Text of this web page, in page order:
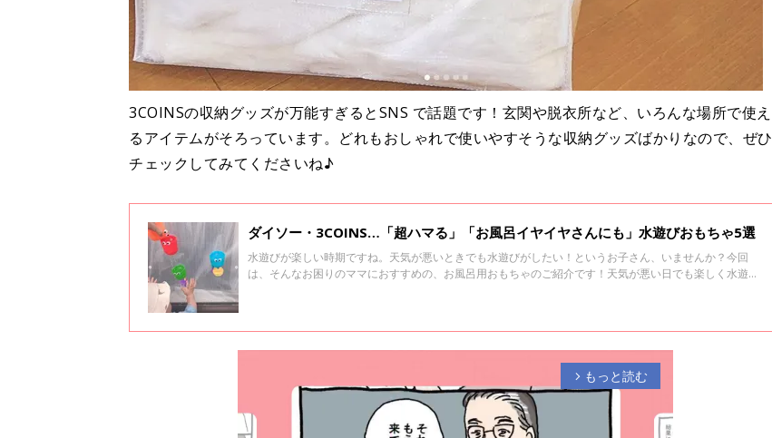
3COINSの収納グッズが万能すぎるとSNS で話題です！玄関や脱衣所など、いろんな場所で使え
るアイテムがそろっています。どれもおしゃれで使いやすそうな収納グッズばかりなので、ぜひ
チェックしてみてくださいね♪
ダイソー・3COINS…「超ハマる」「お風呂イヤイヤさんにも」水遊びおもちゃ5選
水遊びが楽しい時期ですね。天気が悪いときでも水遊びがしたい！というお子さん、いませんか？今回
は、そんなお困りのママにおすすめの、お風呂用おもちゃのご紹介です！天気が悪い日でも楽しく水遊び
arrow_forward_ios もっと読む